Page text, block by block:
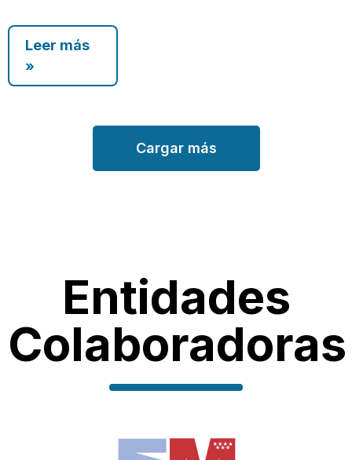
Leer más
»
Cargar más
Entidades
Colaboradoras